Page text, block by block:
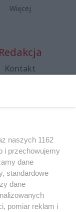
Więcej
Redakcja
Kontakt
koncert z okazji
portalu
konkursów
"Hej
Jest piątek!"
naszych 1162
i przechowujemy
dane
standardowe
dane
pomiar reklam i